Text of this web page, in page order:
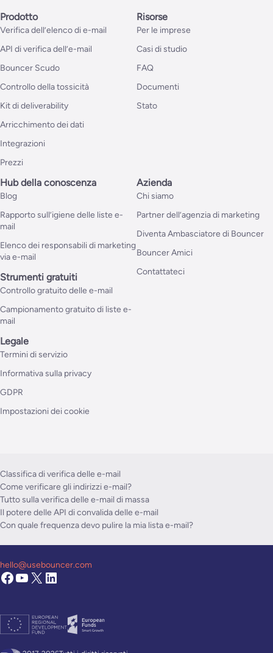
Prodotto
Verifica dell’elenco di e-mail
API di verifica dell’e-mail
Bouncer Scudo
Controllo della tossicità
Kit di deliverability
Arricchimento dei dati
Integrazioni
Prezzi
Risorse
Per le imprese
Casi di studio
FAQ
Documenti
Stato
Hub della conoscenza
Blog
Rapporto sull’igiene delle liste e-
mail
Elenco dei responsabili di marketing
via e-mail
Strumenti gratuiti
Controllo gratuito delle e-mail
Campionamento gratuito di liste e-
mail
Azienda
Chi siamo
Partner dell’agenzia di marketing
Diventa Ambasciatore di Bouncer
Bouncer Amici
Contattateci
Legale
Termini di servizio
Informativa sulla privacy
GDPR
Impostazioni dei cookie
Classifica di verifica delle e-mail
Come verificare gli indirizzi e-mail?
Tutto sulla verifica delle e-mail di massa
Il potere delle API di convalida delle e-mail
Con quale frequenza devo pulire la mia lista e-mail?
hello@usebouncer.com